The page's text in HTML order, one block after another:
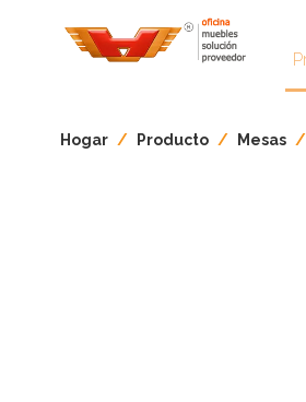
Hogar / Producto / Mesas /